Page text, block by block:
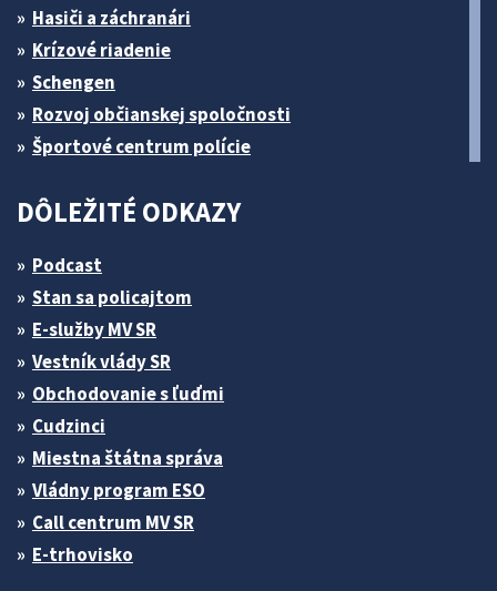
Hasiči a záchranári
Krízové riadenie
Schengen
Rozvoj občianskej spoločnosti
Športové centrum polície
DÔLEŽITÉ ODKAZY
Podcast
Stan sa policajtom
E-služby MV SR
Vestník vlády SR
Obchodovanie s ľuďmi
Cudzinci
Miestna štátna správa
Vládny program ESO
Call centrum MV SR
E-trhovisko